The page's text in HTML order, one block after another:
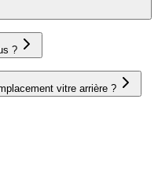
?
vitre arrière ?